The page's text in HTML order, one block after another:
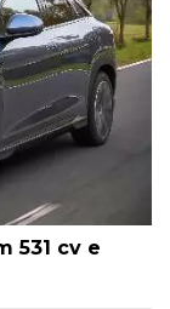
531 cv e